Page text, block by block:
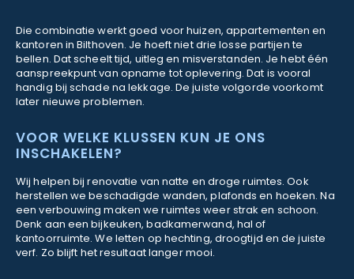
Die combinatie werkt goed voor huizen, appartementen en
kantoren in Bilthoven. Je hoeft niet drie losse partijen te
bellen. Dat scheelt tijd, uitleg en misverstanden. Je hebt één
aanspreekpunt van opname tot oplevering. Dat is vooral
handig bij schade na lekkage. De juiste volgorde voorkomt
later nieuwe problemen.
VOOR WELKE KLUSSEN KUN JE ONS
INSCHAKELEN?
Wij helpen bij renovatie van natte en droge ruimtes. Ook
herstellen we beschadigde wanden, plafonds en hoeken. Na
een verbouwing maken we ruimtes weer strak en schoon.
Denk aan een bijkeuken, badkamerwand, hal of
kantoorruimte. We letten op hechting, droogtijd en de juiste
verf. Zo blijft het resultaat langer mooi.